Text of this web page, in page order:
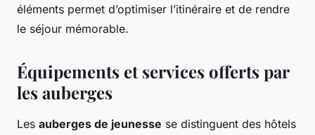
éléments permet d’optimiser l’itinéraire et de rendre
le séjour mémorable.
Équipements et services offerts par
les auberges
Les auberges de jeunesse se distinguent des hôtels